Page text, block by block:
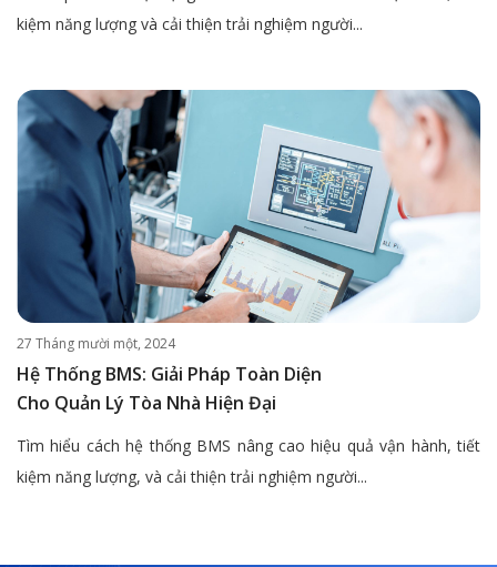
kiệm năng lượng và cải thiện trải nghiệm người...
27 Tháng mười một, 2024
Hệ Thống BMS: Giải Pháp Toàn Diện
Cho Quản Lý Tòa Nhà Hiện Đại
Tìm hiểu cách hệ thống BMS nâng cao hiệu quả vận hành, tiết
kiệm năng lượng, và cải thiện trải nghiệm người...